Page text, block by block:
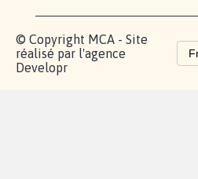
© Copyright MCA - Site
réalisé par l'agence
Developr